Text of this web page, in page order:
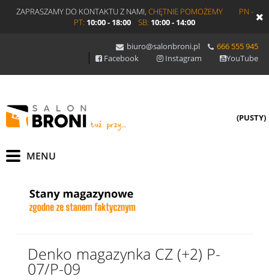
ZAPRASZAMY DO KONTAKTU Z NAMI, CHĘTNIE POMOŻEMY
PN -
PT: 10:00 - 18:00 SB: 10:00 - 14:00
biuro@salonbroni.pl
666 555 945
Facebook
Instagram YouTube
(PUSTY)
Denko magazynka CZ (+2) P-
07/P-09